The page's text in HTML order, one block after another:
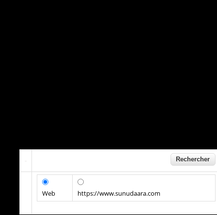
Web https://www.sunudaara.com